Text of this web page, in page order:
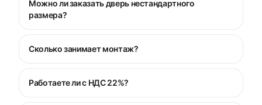
Можно ли заказать дверь нестандартного
размера?
Сколько занимает монтаж?
Работаете ли с НДС 22%?